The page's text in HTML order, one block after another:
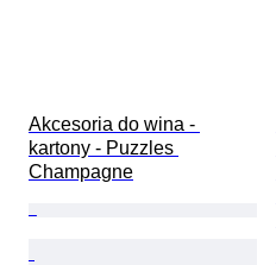
Akcesoria do wina -
kartony - Puzzles
Champagne